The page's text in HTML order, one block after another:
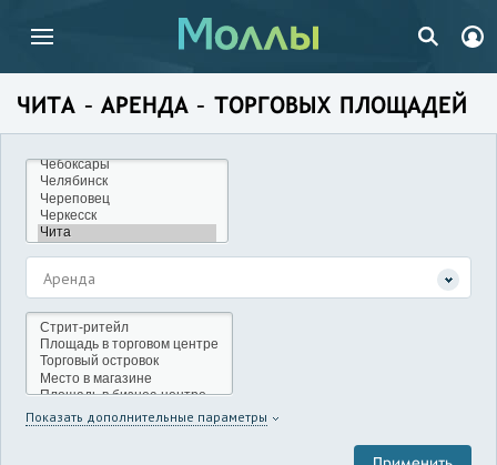
ЧИТА – АРЕНДА – ТОРГОВЫХ ПЛОЩАДЕЙ
Аренда
Показать дополнительные параметры